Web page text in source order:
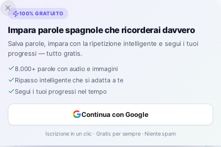
Inklingo
Home› Spagnolo›Italian
Come si dice
"progresso" in spagnolo
La parola spagnola più comune per
progreso — usalo per
100% GRATUITO
Impara parole spagnole che ricorderai davvero
Salva parole, impara con la ripetizione intelligente e segui i tuoi
progressi — tutto gratis.
8.000+ parole con audio e immagini
Ripasso intelligente che si adatta a te
Segui i tuoi progressi nel tempo
Continua con Google
Iscrizione in un clic · Gratis per sempre · Niente spam